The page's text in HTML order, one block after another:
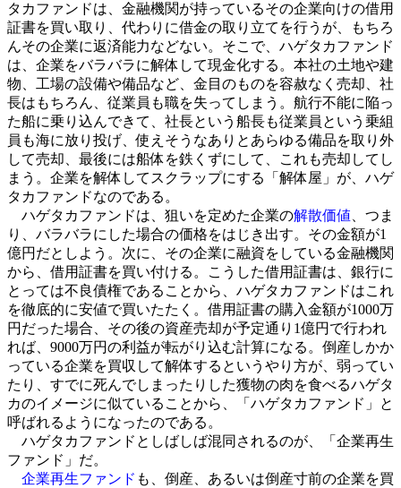
タカファンドは、金融機関が持っているその企業向けの借用
証書を買い取り、代わりに借金の取り立てを行うが、もちろ
んその企業に返済能力などない。そこで、ハゲタカファンド
は、企業をバラバラに解体して現金化する。本社の土地や建
物、工場の設備や備品など、金目のものを容赦なく売却、社
長はもちろん、従業員も職を失ってしまう。航行不能に陥っ
た船に乗り込んできて、社長という船長も従業員という乗組
員も海に放り投げ、使えそうなありとあらゆる備品を取り外
して売却、最後には船体を鉄くずにして、これも売却してし
まう。企業を解体してスクラップにする「解体屋」が、ハゲ
タカファンドなのである。
ハゲタカファンドは、狙いを定めた企業の解散価値 、つま
り、バラバラにした場合の価格をはじき出す。その金額が1
億円だとしよう。次に、その企業に融資をしている金融機関
から、借用証書を買い付ける。こうした借用証書は、銀行に
とっては不良債権であることから、ハゲタカファンドはこれ
を徹底的に安値で買いたたく。借用証書の購入金額が1000万
円だった場合、その後の資産売却が予定通り1億円で行われ
れば、9000万円の利益が転がり込む計算になる。倒産しかか
っている企業を買収して解体するというやり方が、弱ってい
たり、すでに死んでしまったりした獲物の肉を食べるハゲタ
カのイメージに似ていることから、「ハゲタカファンド」と
呼ばれるようになったのである。
ハゲタカファンドとしばしば混同されるのが、「企業再生
ファンド」だ。
企業再生ファンド も、倒産、あるいは倒産寸前の企業を買